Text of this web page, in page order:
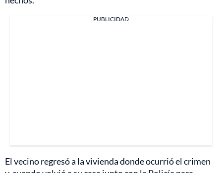
PUBLICIDAD
El vecino regresó a la vivienda donde ocurrió el crimen